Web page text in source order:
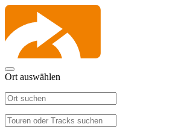
Ort auswählen